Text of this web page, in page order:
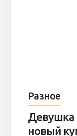
Разное
Девушка
новый